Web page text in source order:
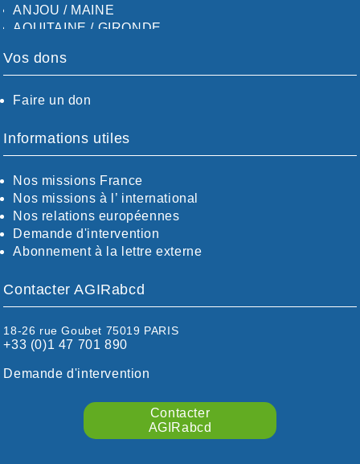
ANJOU / MAINE
AQUITAINE / GIRONDE
AUDE
CALVADOS-ORNE
CHARENTE-MARITIME
DORDOGNE
DRÖME / ARDÈCHE
ESSONNE
EURE-ET-LOIR
EURE/SEINE-MARITIME
GARD
HAUTE-GARONNE
HAUTES-PYRÉNÉES
HÉRAULT
ISÈRE
LOIRE / OCÉAN
Vos dons
Faire un don
Informations utiles
Nos missions France
Nos missions à l’ international
Nos relations européennes
Demande d'intervention
Abonnement à la lettre externe
Contacter AGIRabcd
18-26 rue Goubet 75019 PARIS
+33 (0)1 47 701 890
Demande d'intervention
Contacter
AGIRabcd